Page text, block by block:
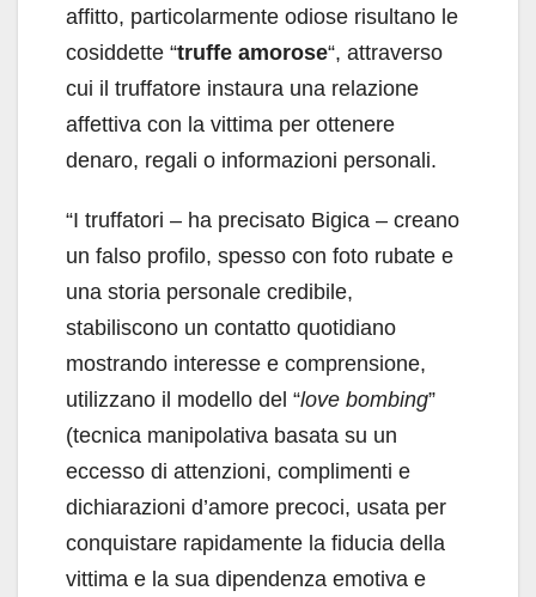
affitto, particolarmente odiose risultano le
cosiddette “truffe amorose“, attraverso
cui il truffatore instaura una relazione
affettiva con la vittima per ottenere
denaro, regali o informazioni personali.
“I truffatori – ha precisato Bigica – creano
un falso profilo, spesso con foto rubate e
una storia personale credibile,
stabiliscono un contatto quotidiano
mostrando interesse e comprensione,
utilizzano il modello del “love bombing”
(tecnica manipolativa basata su un
eccesso di attenzioni, complimenti e
dichiarazioni d’amore precoci, usata per
conquistare rapidamente la fiducia della
vittima e la sua dipendenza emotiva e